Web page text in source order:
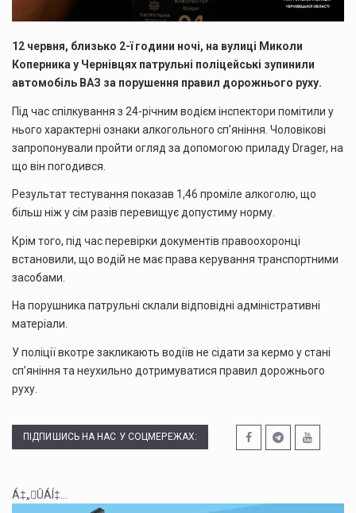
12 червня, близько 2-ї години ночі, на вулиці Миколи
Коперника у Чернівцях патрульні поліцейські зупинили
автомобіль ВАЗ за порушення правил дорожнього руху.
Під час спілкування з 24-річним водієм інспектори помітили у
нього характерні ознаки алкогольного сп’яніння. Чоловікові
запропонували пройти огляд за допомогою приладу Drager, на
що він погодився.
Результат тестування показав 1,46 проміле алкоголю, що
більш ніж у сім разів перевищує допустиму норму.
Крім того, під час перевірки документів правоохоронці
встановили, що водій не має права керування транспортними
засобами.
На порушника патрульні склали відповідні адміністративні
матеріали.
У поліції вкотре закликають водіїв не сідати за кермо у стані
сп’яніння та неухильно дотримуватися правил дорожнього
руху.
ПІДПИШИСЬ НА НАС У СОЦМЕРЕЖАХ:
Á‡„ÛÁÍ‡...